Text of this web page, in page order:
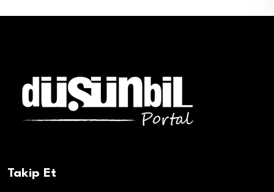
Takip Et